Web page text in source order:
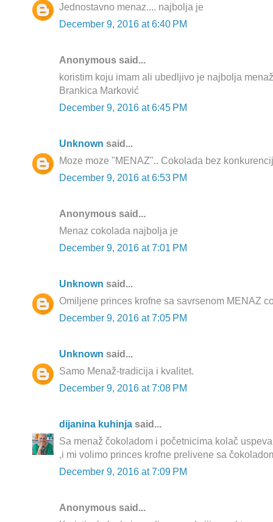
Jednostavno menaz.... najbolja je
December 9, 2016 at 6:40 PM
Anonymous said...
koristim koju imam ali ubedljivo je najbolja menaž
Brankica Marković
December 9, 2016 at 6:45 PM
Unknown said...
Moze moze "MENAZ".. Cokolada bez
December 9, 2016 at 6:53 PM
Anonymous said...
Menaz cokolada najbolja je
December 9, 2016 at 7:01 PM
Unknown said...
Omiljene princes krofne sa savrsenom MENAZ
December 9, 2016 at 7:05 PM
Unknown said...
Samo Menaž-tradicija i kvalitet.
December 9, 2016 at 7:08 PM
dijanina kuhinja said...
Sa menaž čokoladom i početnicima kolač uspeva
,i mi volimo princes krofne prelivene sa
December 9, 2016 at 7:09 PM
Anonymous said...